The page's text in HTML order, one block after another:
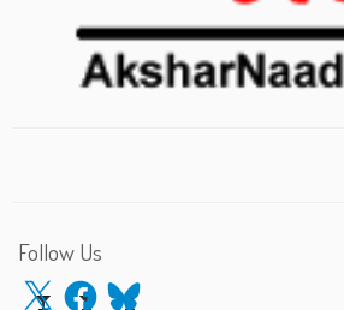
Follow Us
X Facebook
Bluesky